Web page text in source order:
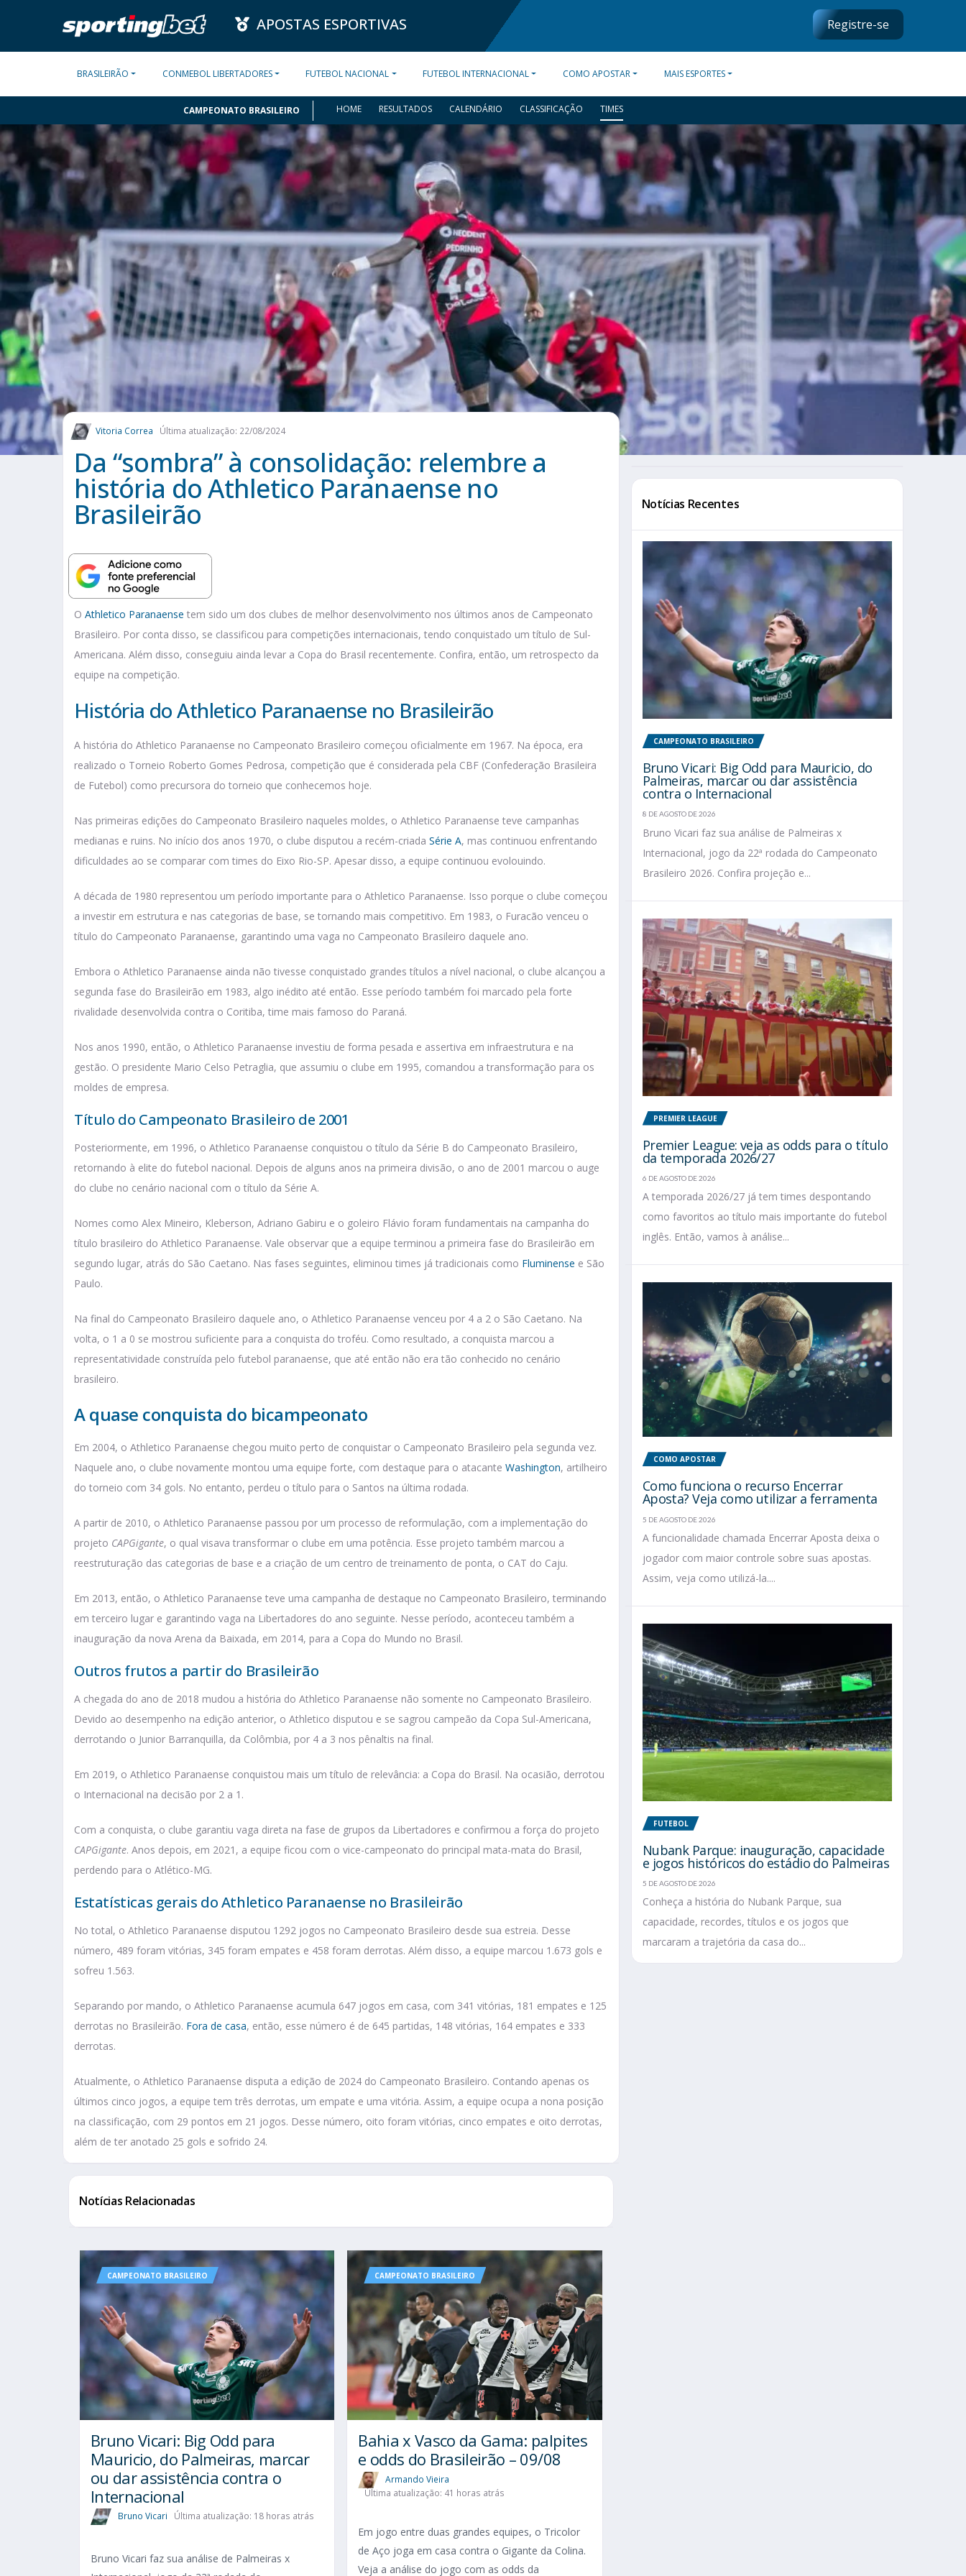
APOSTAS ESPORTIVAS Registre-se
BRASILEIRÃO CONMEBOL LIBERTADORES FUTEBOL NACIONAL FUTEBOL INTERNACIONAL COMO APOSTAR MAIS ESPORTES
CAMPEONATO BRASILEIRO HOME RESULTADOS CALENDÁRIO CLASSIFICAÇÃO TIMES
Vitoria Correa Última atualização: 22/08/2024
Da “sombra” à consolidação: relembre a
história do Athletico Paranaense no
Brasileirão
O Athletico Paranaense tem sido um dos clubes de melhor desenvolvimento nos últimos anos de Campeonato
Brasileiro. Por conta disso, se classificou para competições internacionais, tendo conquistado um título de Sul-
Americana. Além disso, conseguiu ainda levar a Copa do Brasil recentemente. Confira, então, um retrospecto da
equipe na competição.
História do Athletico Paranaense no Brasileirão
A história do Athletico Paranaense no Campeonato Brasileiro começou oficialmente em 1967. Na época, era
realizado o Torneio Roberto Gomes Pedrosa, competição que é considerada pela CBF (Confederação Brasileira
de Futebol) como precursora do torneio que conhecemos hoje.
Nas primeiras edições do Campeonato Brasileiro naqueles moldes, o Athletico Paranaense teve campanhas
medianas e ruins. No início dos anos 1970, o clube disputou a recém-criada Série A, mas continuou enfrentando
dificuldades ao se comparar com times do Eixo Rio-SP. Apesar disso, a equipe continuou evolouindo.
A década de 1980 representou um período importante para o Athletico Paranaense. Isso porque o clube começou
a investir em estrutura e nas categorias de base, se tornando mais competitivo. Em 1983, o Furacão venceu o
título do Campeonato Paranaense, garantindo uma vaga no Campeonato Brasileiro daquele ano.
Embora o Athletico Paranaense ainda não tivesse conquistado grandes títulos a nível nacional, o clube alcançou a
segunda fase do Brasileirão em 1983, algo inédito até então. Esse período também foi marcado pela forte
rivalidade desenvolvida contra o Coritiba, time mais famoso do Paraná.
Nos anos 1990, então, o Athletico Paranaense investiu de forma pesada e assertiva em infraestrutura e na
gestão. O presidente Mario Celso Petraglia, que assumiu o clube em 1995, comandou a transformação para os
moldes de empresa.
Título do Campeonato Brasileiro de 2001
Posteriormente, em 1996, o Athletico Paranaense conquistou o título da Série B do Campeonato Brasileiro,
retornando à elite do futebol nacional. Depois de alguns anos na primeira divisão, o ano de 2001 marcou o auge
do clube no cenário nacional com o título da Série A.
Nomes como Alex Mineiro, Kleberson, Adriano Gabiru e o goleiro Flávio foram fundamentais na campanha do
título brasileiro do Athletico Paranaense. Vale observar que a equipe terminou a primeira fase do Brasileirão em
segundo lugar, atrás do São Caetano. Nas fases seguintes, eliminou times já tradicionais como Fluminense e São
Paulo.
Na final do Campeonato Brasileiro daquele ano, o Athletico Paranaense venceu por 4 a 2 o São Caetano. Na
volta, o 1 a 0 se mostrou suficiente para a conquista do troféu. Como resultado, a conquista marcou a
representatividade construída pelo futebol paranaense, que até então não era tão conhecido no cenário
brasileiro.
A quase conquista do bicampeonato
Em 2004, o Athletico Paranaense chegou muito perto de conquistar o Campeonato Brasileiro pela segunda vez.
Naquele ano, o clube novamente montou uma equipe forte, com destaque para o atacante Washington, artilheiro
do torneio com 34 gols. No entanto, perdeu o título para o Santos na última rodada.
A partir de 2010, o Athletico Paranaense passou por um processo de reformulação, com a implementação do
projeto CAPGigante, o qual visava transformar o clube em uma potência. Esse projeto também marcou a
reestruturação das categorias de base e a criação de um centro de treinamento de ponta, o CAT do Caju.
Em 2013, então, o Athletico Paranaense teve uma campanha de destaque no Campeonato Brasileiro, terminando
em terceiro lugar e garantindo vaga na Libertadores do ano seguinte. Nesse período, aconteceu também a
inauguração da nova Arena da Baixada, em 2014, para a Copa do Mundo no Brasil.
Outros frutos a partir do Brasileirão
A chegada do ano de 2018 mudou a história do Athletico Paranaense não somente no Campeonato Brasileiro.
Devido ao desempenho na edição anterior, o Athletico disputou e se sagrou campeão da Copa Sul-Americana,
derrotando o Junior Barranquilla, da Colômbia, por 4 a 3 nos pênaltis na final.
Em 2019, o Athletico Paranaense conquistou mais um título de relevância: a Copa do Brasil. Na ocasião, derrotou
o Internacional na decisão por 2 a 1.
Com a conquista, o clube garantiu vaga direta na fase de grupos da Libertadores e confirmou a força do projeto
CAPGigante. Anos depois, em 2021, a equipe ficou com o vice-campeonato do principal mata-mata do Brasil,
perdendo para o Atlético-MG.
Estatísticas gerais do Athletico Paranaense no Brasileirão
No total, o Athletico Paranaense disputou 1292 jogos no Campeonato Brasileiro desde sua estreia. Desse
número, 489 foram vitórias, 345 foram empates e 458 foram derrotas. Além disso, a equipe marcou 1.673 gols e
sofreu 1.563.
Separando por mando, o Athletico Paranaense acumula 647 jogos em casa, com 341 vitórias, 181 empates e 125
derrotas no Brasileirão. Fora de casa, então, esse número é de 645 partidas, 148 vitórias, 164 empates e 333
derrotas.
Atualmente, o Athletico Paranaense disputa a edição de 2024 do Campeonato Brasileiro. Contando apenas os
últimos cinco jogos, a equipe tem três derrotas, um empate e uma vitória. Assim, a equipe ocupa a nona posição
na classificação, com 29 pontos em 21 jogos. Desse número, oito foram vitórias, cinco empates e oito derrotas,
além de ter anotado 25 gols e sofrido 24.
Notícias Relacionadas
CAMPEONATO BRASILEIRO
Bruno Vicari: Big Odd para
Mauricio, do Palmeiras, marcar
ou dar assistência contra o
Internacional
Bruno Vicari Última atualização: 18 horas atrás
Bruno Vicari faz sua análise de Palmeiras x
CAMPEONATO BRASILEIRO
Bahia x Vasco da Gama: palpites
e odds do Brasileirão – 09/08
Armando Vieira
Última atualização: 41 horas atrás
Em jogo entre duas grandes equipes, o Tricolor
de Aço joga em casa contra o Gigante da Colina.
Veja a análise do jogo com as odds da
Notícias Recentes
CAMPEONATO BRASILEIRO
Bruno Vicari: Big Odd para Mauricio, do
Palmeiras, marcar ou dar assistência
contra o Internacional
8 DE AGOSTO DE 2026
Bruno Vicari faz sua análise de Palmeiras x
Internacional, jogo da 22ª rodada do Campeonato
Brasileiro 2026. Confira projeção e...
PREMIER LEAGUE
Premier League: veja as odds para o título
da temporada 2026/27
6 DE AGOSTO DE 2026
A temporada 2026/27 já tem times despontando
como favoritos ao título mais importante do futebol
inglês. Então, vamos à análise...
COMO APOSTAR
Como funciona o recurso Encerrar
Aposta? Veja como utilizar a ferramenta
5 DE AGOSTO DE 2026
A funcionalidade chamada Encerrar Aposta deixa o
jogador com maior controle sobre suas apostas.
Assim, veja como utilizá-la....
FUTEBOL
Nubank Parque: inauguração, capacidade
e jogos históricos do estádio do Palmeiras
5 DE AGOSTO DE 2026
Conheça a história do Nubank Parque, sua
capacidade, recordes, títulos e os jogos que
marcaram a trajetória da casa do...